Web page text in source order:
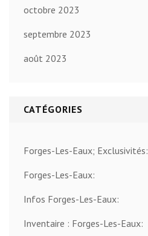
octobre 2023
septembre 2023
août 2023
CATÉGORIES
Forges-Les-Eaux; Exclusivités:
Forges-Les-Eaux:
Infos Forges-Les-Eaux:
Inventaire : Forges-Les-Eaux: